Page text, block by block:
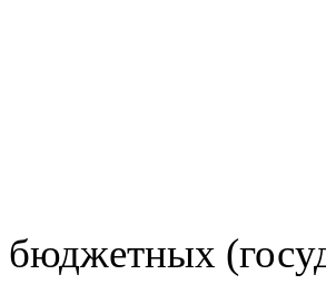
бюджетных